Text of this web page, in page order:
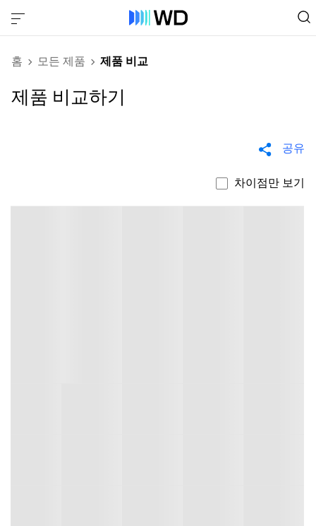
홈 모든 제품 제품 비교
제품 비교하기
공유
차이점만 보기